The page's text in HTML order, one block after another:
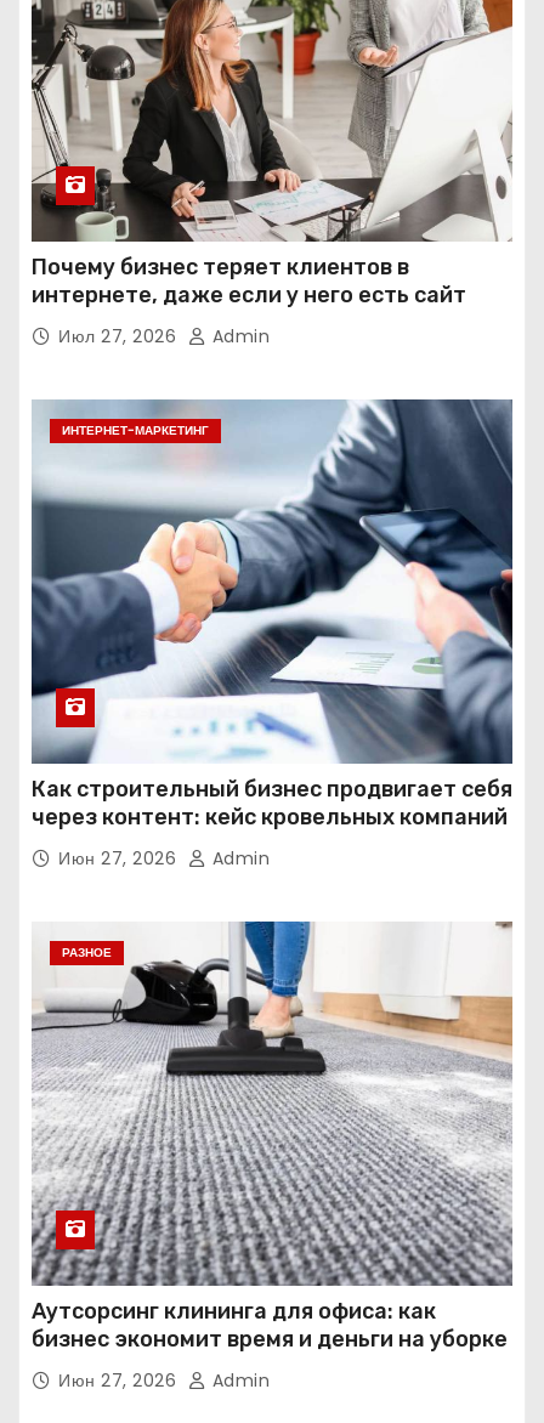
Почему бизнес теряет клиентов в
интернете, даже если у него есть сайт
Июл 27, 2026 Admin
ИНТЕРНЕТ-МАРКЕТИНГ
Как строительный бизнес продвигает себя
через контент: кейс кровельных компаний
Июн 27, 2026 Admin
РАЗНОЕ
Аутсорсинг клининга для офиса: как
бизнес экономит время и деньги на уборке
Июн 27, 2026 Admin